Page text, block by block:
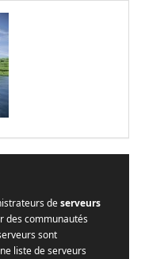
deserveurs
des communautés
sont
liste de serveurs